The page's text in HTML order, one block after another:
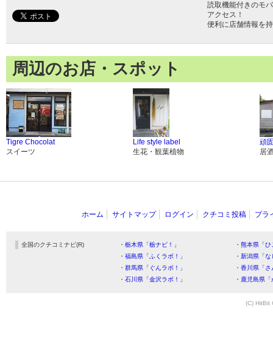
読取機能付きのモ
アクセス！
便利に店舗情報を
周辺のお店・スポット
Tigre Chocolat
スイーツ
Life style label
生花・観葉植物
頑
居
ホーム サイトマップ ログイン クチコミ投稿 プラ
全国のクチコミナビ(R) ・栃木県「栃ナビ！」
・熊本県「
・福島県「ふくラボ！」
・新潟県「
・群馬県「ぐんラボ！」
・香川県「
・石川県「金沢ラボ！」
・鹿児島県
(C) HitBit